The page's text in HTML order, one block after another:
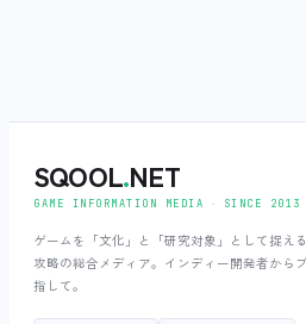
SQOOL.NET
GAME INFORMATION MEDIA ‧ SINCE 2013
ゲームを「文化」と「研究対象」として捉え
攻略の総合メディア。インディー開発者から
指して。